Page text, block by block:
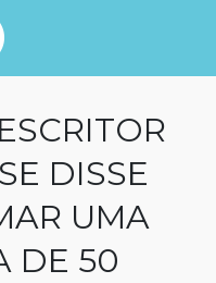
DISSE
UMA
DE 50